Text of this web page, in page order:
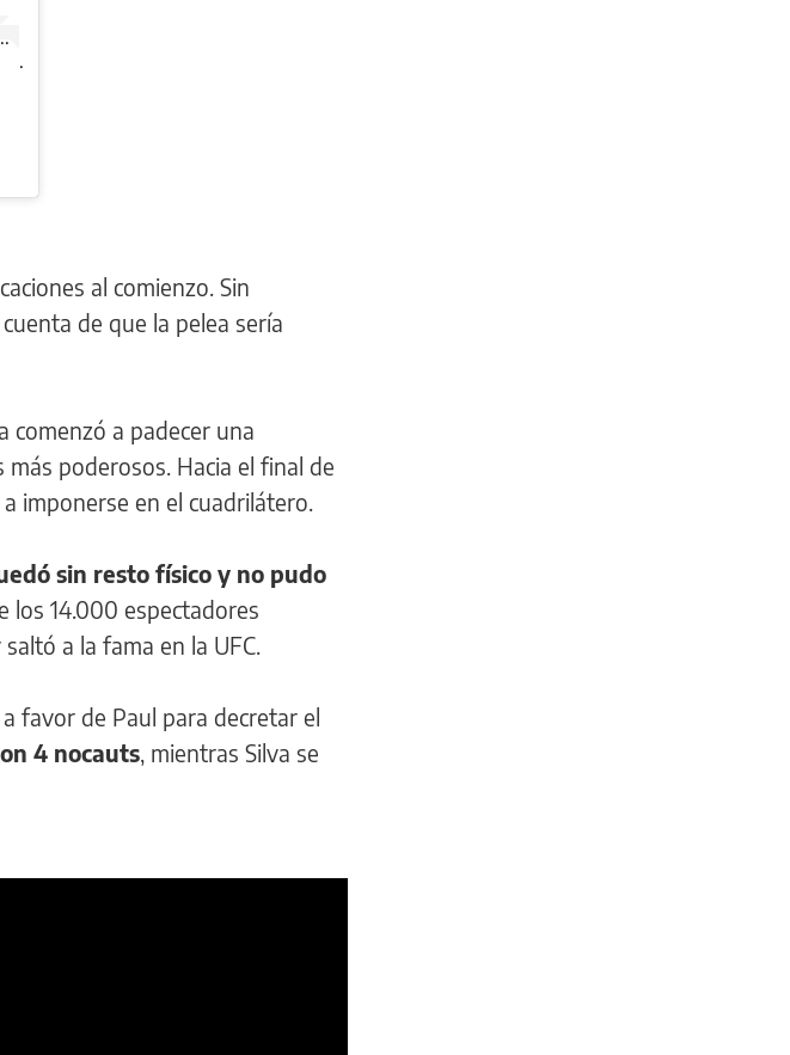
..
.
al comienzo. Sin
de que la pelea sería
comenzó a padecer una
poderosos. Hacia el final de
imponerse en el cuadrilátero.
sin resto físico y no pudo
los 14.000 espectadores
a la fama en la UFC.
favor de Paul para decretar el
4 nocauts , mientras Silva se